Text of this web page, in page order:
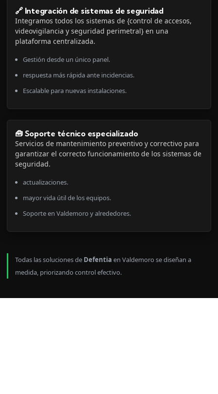
🔗 Integración de sistemas de seguridad
Integramos todos los sistemas de {control de accesos,
videovigilancia y seguridad perimetral} en una
plataforma centralizada.
Gestión desde un único panel.
respuesta más rápida ante incidencias.
Escalable para nuevas instalaciones.
🧰 Soporte técnico especializado
Servicios de mantenimiento preventivo y correctivo para
garantizar el correcto funcionamiento de los sistemas de
seguridad.
actualizaciones.
mayor vida útil de los equipos.
Soporte en Valdemoro y alrededores.
Todas las soluciones de Defentia en Valdemoro se diseñan a
medida, priorizando control efectivo.